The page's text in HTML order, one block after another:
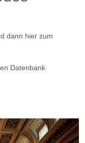
dann hier zum
Datenbank